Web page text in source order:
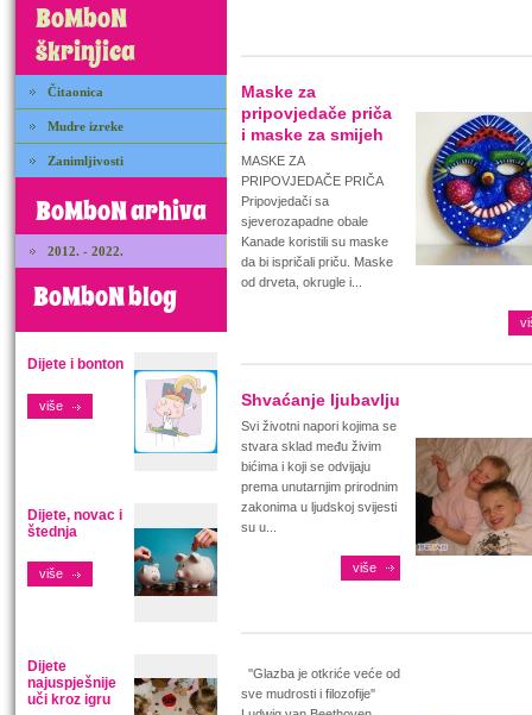
BoMboN
škrinjica
Čitaonica
Mudre izreke
Zanimljivosti
BoMboN arhiva
2012. - 2022.
BoMboN blog
Dijete i bonton
više
Dijete, novac i
štednja
više
Dijete
najuspješnije
uči kroz igru
Maske za
pripovjedače priča
i maske za smijeh
MASKE ZA
PRIPOVJEDAČE PRIČA
Pripovjedači sa
sjeverozapadne obale
Kanade koristili su maske
da bi ispričali priču. Maske
od drveta, okrugle i...
Shvaćanje ljubavlju
Svi životni napori kojima se
stvara sklad među živim
bićima i koji se odvijaju
prema unutarnjim prirodnim
zakonima u ljudskoj svijesti
su u...
više
''Glazba je otkriće veće od
sve mudrosti i filozofije''